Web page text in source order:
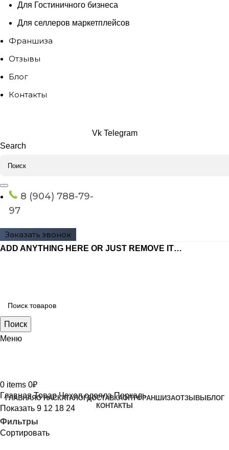
Для Гостиничного бизнеса
Для селлеров маркетплейсов
Франшиза
Отзывы
Блог
Контакты
Vk Telegram
Search
8 (904) 788-79-
97
Заказать звонок
ADD ANYTHING HERE OR JUST REMOVE IT…
Поиск
Меню
0 items 0₽
ГЛАВНАЯО НАСКАТАЛОГДОСТАВКАОПТФРАНШИЗАОТЗЫВЫ БЛОГ
КОНТАКТЫ
ГлавнаяТовар Чехол одеялаПеркаль
Показать 9 12 18 24
Фильтры
Сортировать